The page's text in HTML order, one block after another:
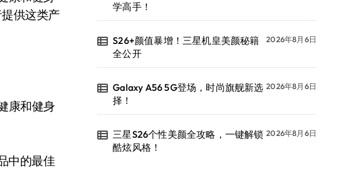
供这类产
康和健身
中的最佳
学高手！
S26+颜值暴增！三星机皇美颜秘籍
全公开
2026年8月6日
Galaxy A56 5G登场，时尚旗舰新选
择！
2026年8月6日
三星S26个性美颜全攻略，一键解锁
酷炫风格！
2026年8月6日